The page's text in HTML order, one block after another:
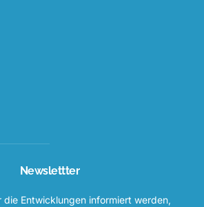
Newslettter
die Entwicklungen informiert werden,